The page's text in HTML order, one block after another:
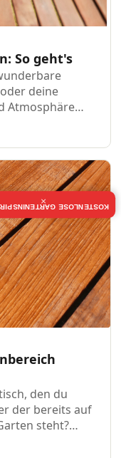
So geht's
deine
Atmosphäre
den du
der bereits auf
steht?
wie möglich
GARTENINSPIRATION
×